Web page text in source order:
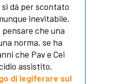
si dà per scontato
inevitabile.
che una
norma, se ha
che Pav e Cei
assistito.
di legiferare sul